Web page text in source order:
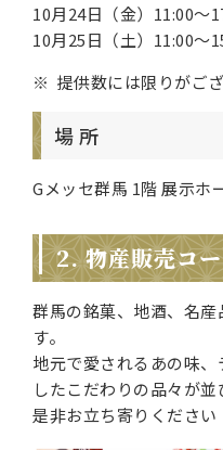
10月24日（金）11:00～
10月25日（土）11:00～
提供数には限りがござ
場 所
Gメッセ群馬 1階 展示ホ
2. 物産販売コ
群馬の銘菓、地酒、名
す。
地元で愛されるあの味
したこだわりの品々が並
是非お立ち寄りください